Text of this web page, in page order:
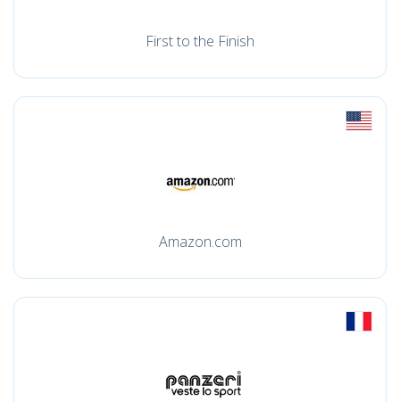
First to the Finish
Amazon.com